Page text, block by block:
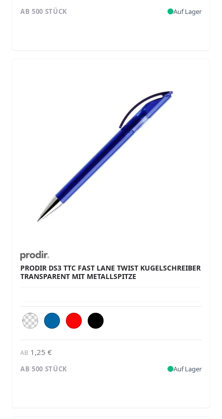
AB 500 STÜCK Auf Lager
PRODIR DS3 TTC FAST LANE TWIST KUGELSCHREIBER
TRANSPARENT MIT METALLSPITZE
AB 1,25 €
AB 500 STÜCK Auf Lager